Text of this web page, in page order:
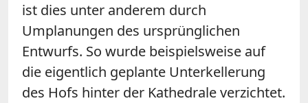
ist dies unter anderem durch
Umplanungen des ursprünglichen
Entwurfs. So wurde beispielsweise auf
die eigentlich geplante Unterkellerung
des Hofs hinter der Kathedrale verzichtet.